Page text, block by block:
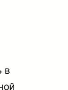
в